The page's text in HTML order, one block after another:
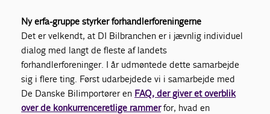
Ny erfa-gruppe styrker forhandlerforeningerne
Det er velkendt, at DI Bilbranchen er i jævnlig individuel
dialog med langt de fleste af landets
forhandlerforeninger. I år udmøntede dette samarbejde
sig i flere ting. Først udarbejdede vi i samarbejde med
De Danske Bilimportører en FAQ, der giver et overblik
over de konkurrenceretlige rammerfor, hvad en